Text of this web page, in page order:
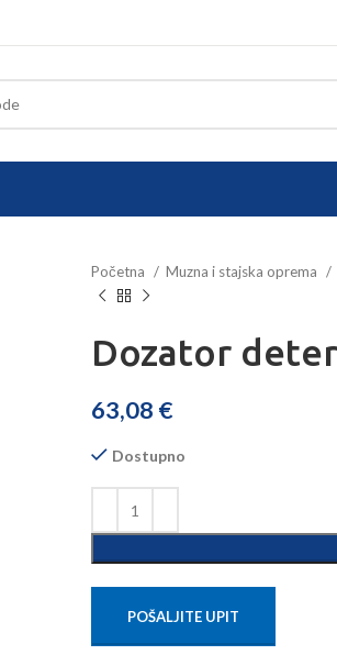
Početna Muzna i stajska oprema
Dozator
63,08 €
Dostupno
POŠALJITE UPIT